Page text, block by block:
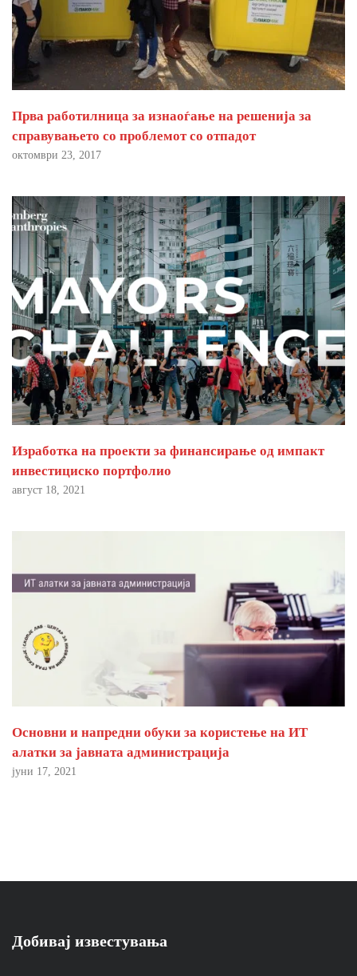
Прва работилница за изнаоѓање на решенија за
справувањето со проблемот со отпадот
октомври 23, 2017
Изработка на проекти за финансирање од импакт
инвестициско портфолио
август 18, 2021
Основни и напредни обуки за користење на ИТ
алатки за јавната администрација
јуни 17, 2021
Добивај известувања